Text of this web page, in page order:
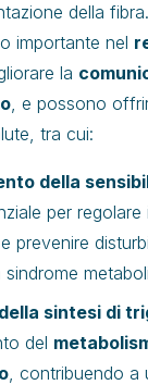
della
importante nel
la
, e possono
tra cui:
della
per
prevenire
sintesi di
del
, contribuendo a